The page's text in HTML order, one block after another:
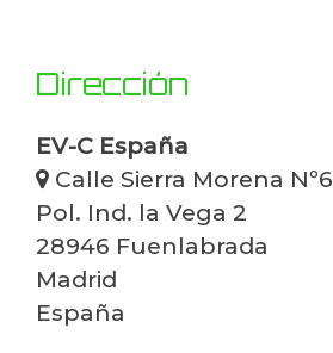
Dirección
EV-C España
Calle Sierra Morena Nº6
Pol. Ind. la Vega 2
28946 Fuenlabrada
Madrid
España